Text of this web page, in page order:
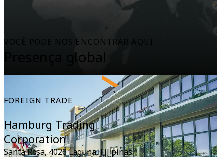
VOCÊ PODE NOS ENCONTRAR AQUI
Presença global
FOREIGN TRADE
Hamburg Trading
Corporation
Santa Rosa, 4026 Laguna,Filipinas